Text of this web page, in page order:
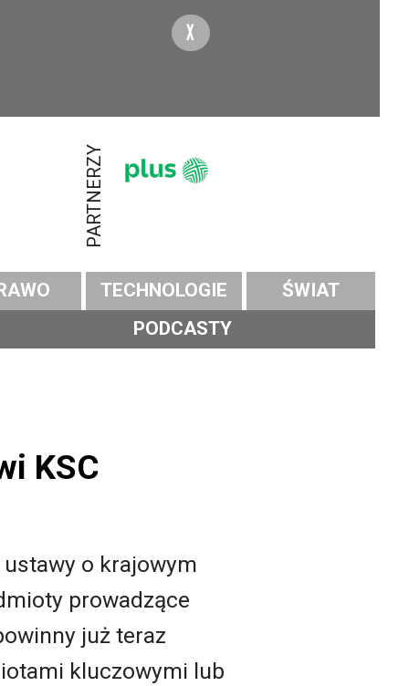
X
PARTNERZY
TECHNOLOGIE
ŚWIAT
PODCASTY
KSC
o krajowym
prowadzące
już teraz
kluczowymi lub